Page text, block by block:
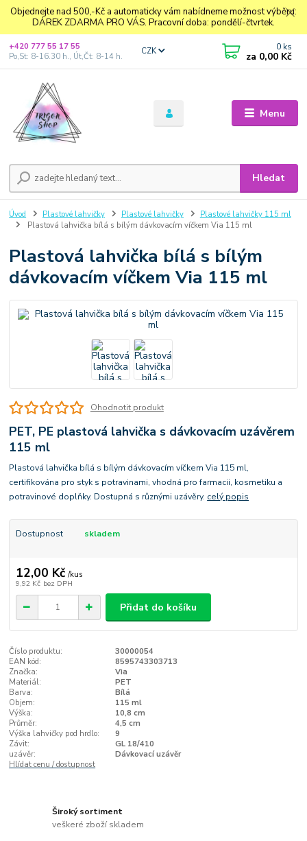
Objednejte nad 500,-Kč a automaticky vám nabídneme možnost výběru:
DÁREK ZDARMA PRO VÁS. Pracovní doba: pondělí-čtvrtek.
Menu
CZK
Hledat
+420 777 55 17 55
Po,St: 8-16.30 h., Út,Čt: 8-14 h.
0 ks
za 0,00 Kč
Úvod Plastové lahvičky Plastové lahvičky
Plastové lahvičky 115 ml
Plastová lahvička bílá s bílým dávkovacím víčkem Via 115 ml
Plastová lahvička bílá s bílým
dávkovacím víčkem Via 115 ml
Ohodnotit produkt
PET, PE plastová lahvička s dávkovacím uzávěrem
115 ml
Plastová lahvička bílá s bílým dávkovacím víčkem Via 115 ml,
certifikována pro styk s potravinami, vhodná pro farmacii, kosmetiku a
potravinové doplňky. Dostupná s různými uzávěry. celý popis
Dostupnost skladem
12,00 Kč /kus
9,92 Kč bez DPH
Přidat do košíku
Číslo produktu:
30000054
EAN kód:
8595743303713
Značka:
Via
Materiál:
PET
Barva:
Bílá
Objem:
115 ml
Výška:
10,8 cm
Průměr:
4,5 cm
Výška lahvičky pod hrdlo:
9
Závit:
GL 18/410
uzávěr:
Dávkovací uzávěr
Hlídat cenu / dostupnost
Široký sortiment
veškeré zboží skladem